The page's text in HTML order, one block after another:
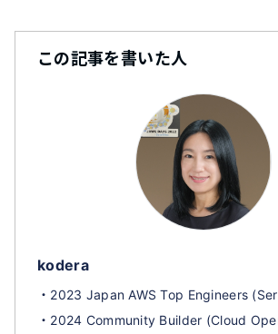
この記事を書いた人
kodera
・2023 Japan AWS Top Engineers
・2024 Community Builder (Cloud